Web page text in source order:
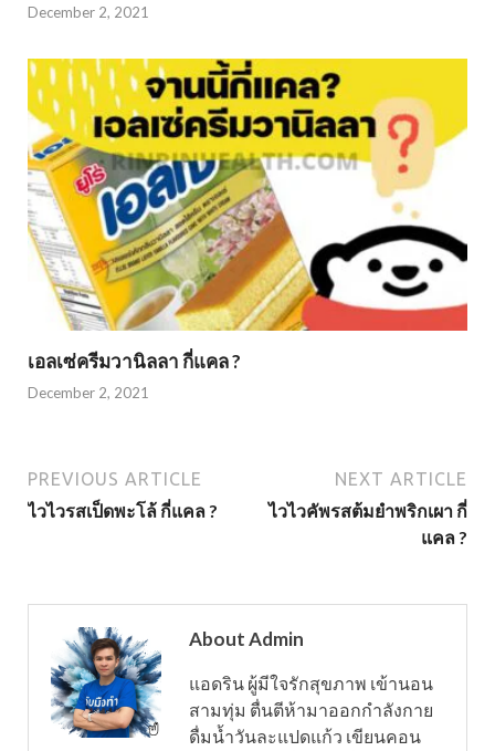
December 2, 2021
เอลเซ่ครีมวานิลลา กี่แคล ?
December 2, 2021
PREVIOUS ARTICLE
ไวไวรสเป็ดพะโล้ กี่แคล ?
NEXT ARTICLE
ไวไวคัพรสต้มยำพริกเผา กี่
แคล ?
About Admin
แอดริน ผู้มีใจรักสุขภาพ เข้านอน
สามทุ่ม ตื่นตีห้ามาออกกำลังกาย
ดื่มน้ำวันละแปดแก้ว เขียนคอน